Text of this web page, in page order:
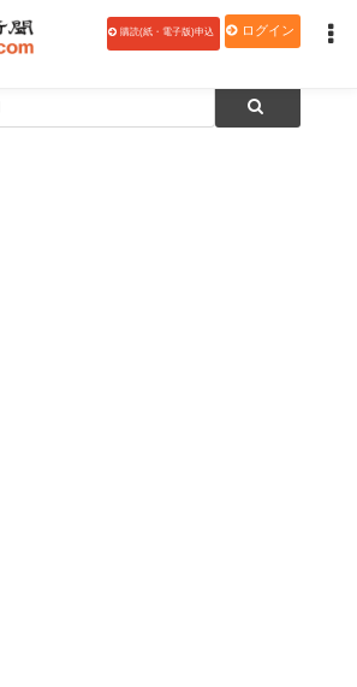
購読(紙・電子版)申込 ログイン